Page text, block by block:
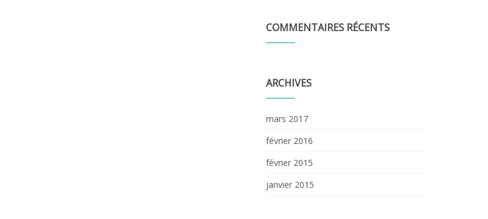
COMMENTAIRES RÉCENTS
ARCHIVES
mars 2017
février 2016
février 2015
janvier 2015